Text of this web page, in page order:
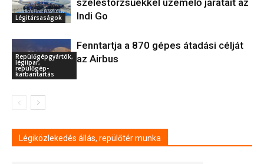
Légitársaságok
szélestörzsűekkel üzemelő járatait az
Indi Go
Repülőgépgyártók,
légiipar,
repülőgép-
karbantartás
Fenntartja a 870 gépes átadási célját
az Airbus
Légiközlekedés állás, repülőtér munka